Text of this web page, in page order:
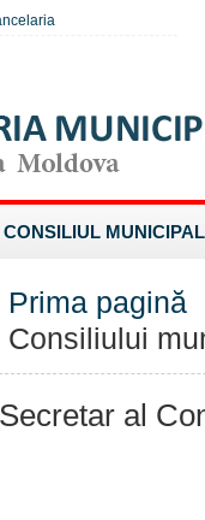
CONSILIUL MUNICIPAL
Prima pagină
Consiliului
Secretar al